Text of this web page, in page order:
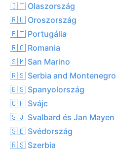
🇮🇹 Olaszország
🇷🇺 Oroszország
🇵🇹 Portugália
🇷🇴 Romania
🇸🇲 San Marino
🇷🇸 Serbia and Montenegro
🇪🇸 Spanyolország
🇨🇭 Svájc
🇸🇯 Svalbard és Jan Mayen
🇸🇪 Svédország
🇷🇸 Szerbia